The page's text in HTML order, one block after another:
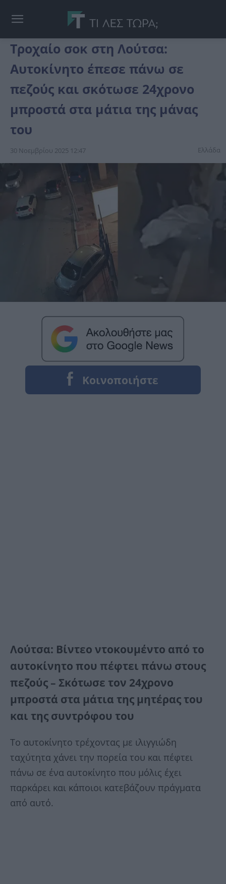
Τροχαίο σοκ στη Λούτσα:
Aυτοκίνητο έπεσε πάνω σε
πεζούς και σκότωσε 24χρονο
μπροστά στα μάτια της μάνας
του
30 Νοεμβρίου 2025 12:47 Ελλάδα
Λούτσα: Βίντεο ντοκουμέντο από το
αυτοκίνητο που πέφτει πάνω στους
πεζούς – Σκότωσε τον 24χρονο
μπροστά στα μάτια της μητέρας του
και της συντρόφου του
Το αυτοκίνητο τρέχοντας με ιλιγγιώδη
ταχύτητα χάνει την πορεία του και πέφτει
πάνω σε ένα αυτοκίνητο που μόλις έχει
παρκάρει και κάποιοι κατεβάζουν πράγματα
από αυτό.